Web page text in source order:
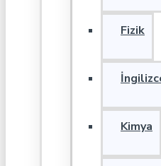
Fizik
Kimya